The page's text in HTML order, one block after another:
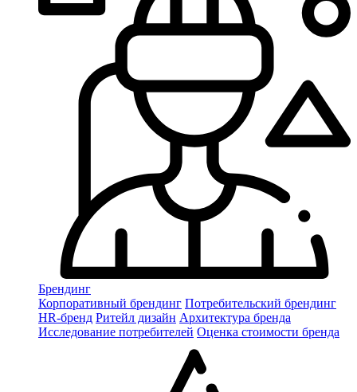
Брендинг
Корпоративный брендинг Потребительский брендинг
НR-бренд Ритейл дизайн Архитектура бренда
Исследование потребителей Оценка стоимости бренда